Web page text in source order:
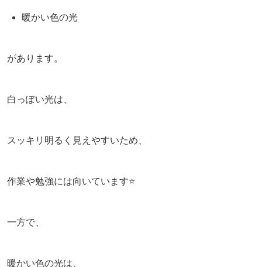
暖かい色の光
があります。
白っぽい光は、
スッキリ明るく見えやすいため、
作業や勉強には向いています⭐️
一方で、
暖かい色の光は、